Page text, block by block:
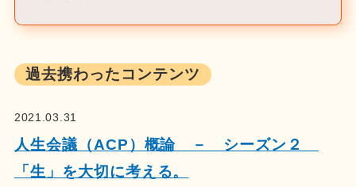
過去携わったコンテンツ
2021.03.31
人生会議（ACP）概論 － シーズン２
「生」を大切に考える。